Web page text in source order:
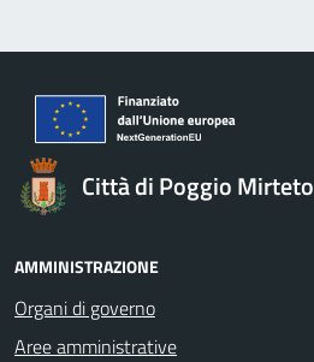
Città di Poggio Mirteto
AMMINISTRAZIONE
Organi di governo
Aree amministrative